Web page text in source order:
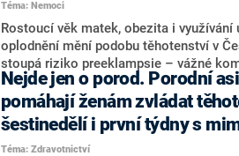
Téma: Nemoci
Rostoucí věk matek, obezita i využívání
oplodnění mění podobu těhotenství v
stoupá riziko preeklampsie – vážné
může ohrozit život matky i dítěte,
rozpoznána. Zvýšit informovanost o této
každý rok 22. května cílem osvětové
příležitosti Světového dne
Nejde jen o porod. Porodní
pomáhají ženám zvládat
šestinedělí i první týdny s
Téma: Zdravotnictví